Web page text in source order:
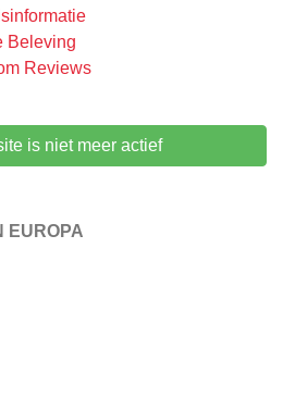
Beleving
Reviews
is niet meer actief
EUROPA